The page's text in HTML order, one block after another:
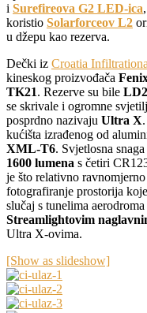
i Surefireova G2 LED-ica
koristio Solarforceov L2
u džepu kao rezerva.
Dečki iz Croatia Infiltrationa
kineskog proizvođača
TK21. Rezerve su bile
se skrivale i ogromne
posprdno nazivaju Ultra X
kućišta izrađenog od
XML-T6. Svjetlosna
1600 lumena s četiri
je što relativno
fotografiranje prostorija
slučaj s tunelima
Streamlightovim
Ultra X-ovima.
[Show as slideshow]